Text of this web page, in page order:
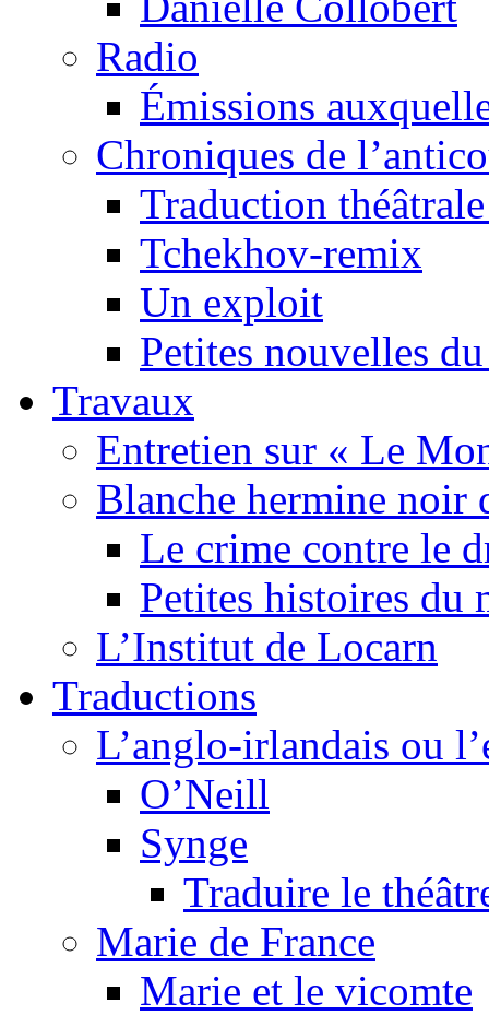
Radio
Émissions
Chroniques de
Traduction
Tchekhov-remix
Un exploit
Petites nouvelles
Travaux
Entretien sur « Le
Blanche hermine noir
Le crime contre le
Petites histoires du
L’Institut de Locarn
Traductions
L’anglo-irlandais ou
O’Neill
Synge
Traduire le
Marie de France
Marie et le vicomte